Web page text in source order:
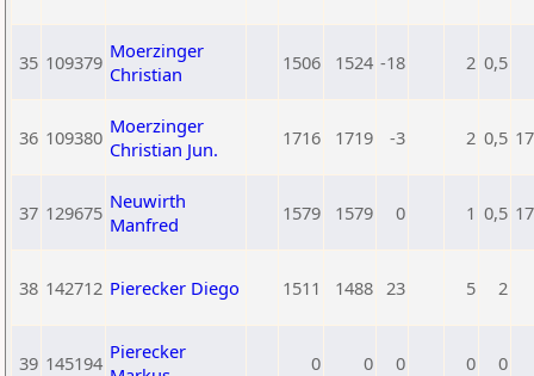
35 109379 Moerzinger
Christian
1506 1524 -18 2 0,5
36 109380 Moerzinger
Christian Jun.
1716 1719 -3 2 0,5
37 129675 Neuwirth
Manfred
1579 1579 0 1 0,5
38 142712 Pierecker Diego 1511 1488 23 5 2
39 145194 Pierecker
0 0 0 0 0